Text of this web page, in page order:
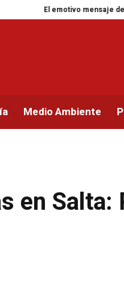
El emotivo mensaje de la
Medio Ambiente
en